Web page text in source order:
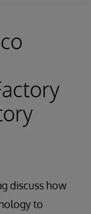
discuss how
to